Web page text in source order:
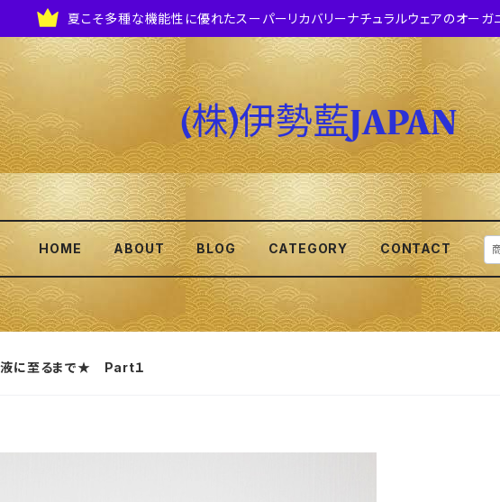
夏こそ多種な機能性に優れたスーパーリカバリーナチュラルウェアのオーガ
HOME ABOUT BLOG CATEGORY CONTACT
に至るまで★ Part１